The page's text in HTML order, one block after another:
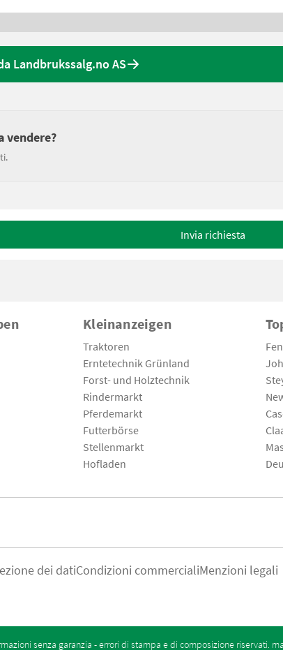
Landbrukssalg.no AS
vendere?
Invia richiesta
Kleinanzeigen
Traktoren
Erntetechnik Grünland
Forst- und Holztechnik
Rindermarkt
Pferdemarkt
Futterbörse
Stellenmarkt
Hofladen
dei datiCondizioni commercialiMenzioni legali
senza garanzia - errori di stampa e di composizione riservati.